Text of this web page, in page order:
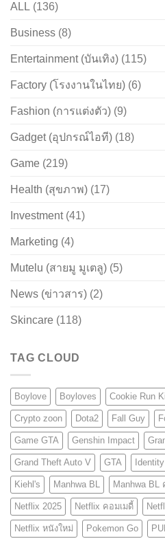
ALL (136)
Business (8)
Entertainment (บันเทิง) (115)
Factory (โรงงานในไทย) (6)
Fashion (การแต่งตัว) (9)
Gadget (อุปกรณ์ไอที) (18)
Game (219)
Health (สุขภาพ) (17)
Investment(41)
Marketing (4)
Mutelu (สายมู มูเตลู) (5)
News (ข่าวสาร) (2)
Skincare (118)
TAG CLOUD
Boylove Boyloves Cookie Run
Crypto zoon Dota2 Fall Guy
Game GTA Genshin Impact
Grand Theft Auto V GTA
Kiehl's Manhwa BL Manhwa BL
Netflix 2025 Netflix คอมเมดี้
Netflix หนังใหม่ Pokemon Go